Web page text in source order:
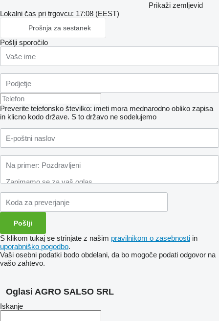
Prikaži zemljevid
Lokalni čas pri trgovcu: 17:08 (EEST)
Prošnja za sestanek
Pošlji sporočilo
Preverite telefonsko številko: imeti mora mednarodno obliko zapisa
in klicno kodo države. S to državo ne sodelujemo
S klikom tukaj se strinjate z našim pravilnikom o zasebnosti in
uporabniško pogodbo.
Vaši osebni podatki bodo obdelani, da bo mogoče podati odgovor na
vašo zahtevo.
Oglasi AGRO SALSO SRL
Iskanje